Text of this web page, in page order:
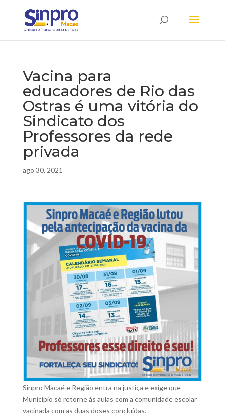
Vacina para
educadores de Rio das
Ostras é uma vitória do
Sindicato dos
Professores da rede
privada
ago 30, 2021
Sinpro Macaé e Região entra na justiça e exige que
Município só retorne às aulas com a comunidade escolar
vacinada com as duas doses concluídas.